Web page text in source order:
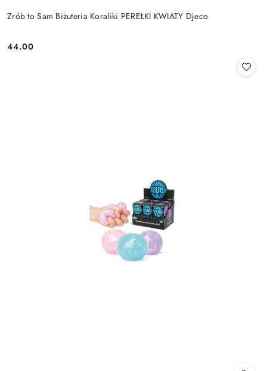
Zrób to Sam Biżuteria Koraliki PEREŁKI KWIATY Djeco
Cena:
44.00